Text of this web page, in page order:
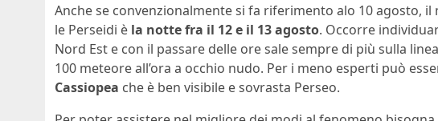
Anche se convenzionalmente si fa riferimento alo 10 agosto,
le Perseidi è la notte fra il 12 e il 13 agosto. Occorre
Nord Est e con il passare delle ore sale sempre di più sulla
100 meteore all’ora a occhio nudo. Per i meno esperti può
Cassiopea che è ben visibile e sovrasta Perseo.